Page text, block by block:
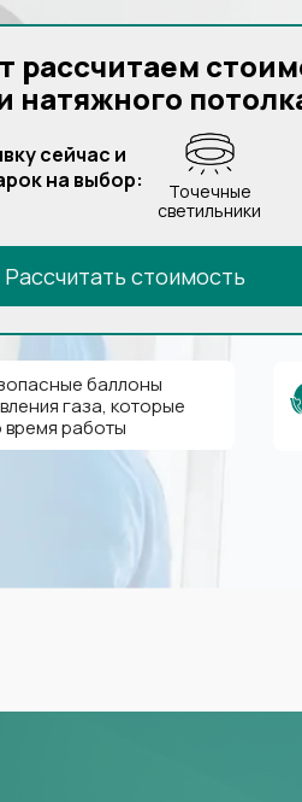
баллоны
газа, которые
время работы
Рассчитать стоимость
Точечные
светильники
сейчас и
на выбор:
рассчитаем
натяжного